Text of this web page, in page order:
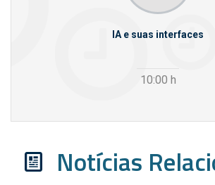
IA e suas interfaces
10:00 h
Notícias